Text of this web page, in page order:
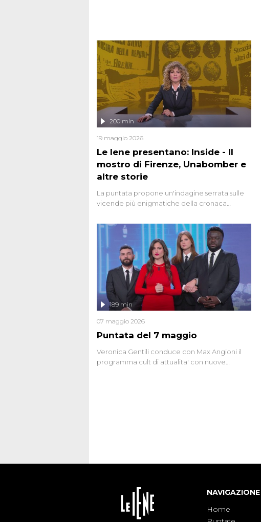
Le Iene presentano: Inside - Il
mostro di Firenze, Unabomber e
altre storie
200 min
19 maggio 2026
La puntata propone un'indagine serrata sulle
vicende più enigmatiche della cronaca
seriale responsabile di decine di attentati tra
gli anni '90 e il 2000 che, inquietantemente,
potrebbe essere ancora in libertà. Lo speciale
affronta inoltre le zone d'ombra sul Mostro di
Firenze, le cui responsabilità appaiono ancora
oggi avvolte in un groviglio di dubbi mai
chiariti. Nel corso dello speciale anche
l'intervista inedita a Olindo Romano, realizzata
ne...
Puntata del 7 maggio
189 min
07 maggio 2026
Veronica Gentili conduce con Max Angioni il
programma cult di attualita' con nuove
NAVIGAZIONE
Home